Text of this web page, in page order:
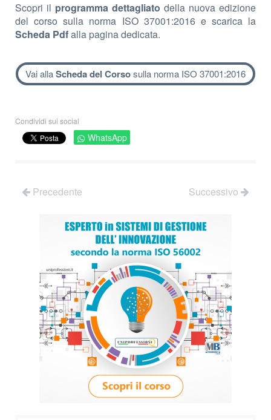
Scopri il programma dettagliato della nuova edizione
del corso sulla norma ISO 37001:2016 e scarica la
Scheda Pdfalla pagina dedicata.
Vai allaScheda del Corsosulla norma ISO 37001:2016
Condividi sui social
WhatsApp
Precedente Successivo